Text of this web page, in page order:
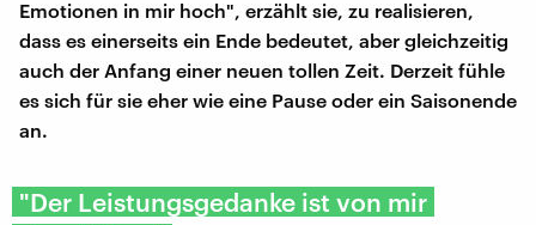
Emotionen in mir hoch", erzählt sie, zu realisieren,
dass es einerseits ein Ende bedeutet, aber gleichzeitig
auch der Anfang einer neuen tollen Zeit. Derzeit fühle
es sich für sie eher wie eine Pause oder ein Saisonende
an.
"Der Leistungsgedanke ist von mir